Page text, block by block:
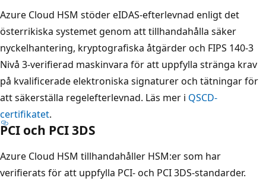
Azure Cloud HSM stöder eIDAS-efterlevnad enligt det
österrikiska systemet genom att tillhandahålla säker
nyckelhantering, kryptografiska åtgärder och FIPS 140-3
Nivå 3-verifierad maskinvara för att uppfylla stränga krav
på kvalificerade elektroniska signaturer och tätningar för
att säkerställa regelefterlevnad. Läs mer i QSCD-
certifikatet.
PCI och PCI 3DS
Azure Cloud HSM tillhandahåller HSM:er som har
verifierats för att uppfylla PCI- och PCI 3DS-standarder.